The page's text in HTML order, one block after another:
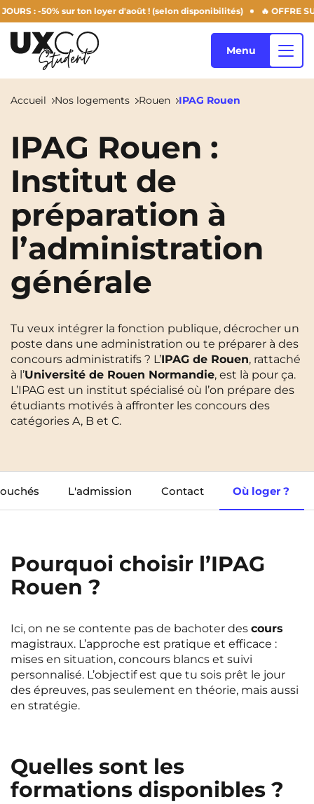
: -50% sur ton loyer d'août ! (selon disponibilités) 🔥 OFFRE
Nos logements
Annemasse Archamps
Aulnoy-Lez-Valenciennes Béziers
Bezons NEW! Blois
Bordeaux
Brest
Cergy-Pontoise Clermont-Ferrand
Chambéry NEW! Dijon
Gradignan Grenoble
Lomme Lyon
Marseille Montpellier
Orly
Palaiseau
Rennes Rouen
Saint-Denis Saint-Etienne
Saint-Ouen NEW! Strasbourg
Villejuif Villeneuve-d'Ascq
Qui sommes-nous ?
Blog
FR
FR
EN
Instagram
TikTokFacebookYouTubeLinkedIn
Menu
Accueil Nos logements Rouen IPAG Rouen
IPAG Rouen :
Institut de
préparation à
l’administration
générale
Tu veux intégrer la fonction publique, décrocher un
poste dans une administration ou te préparer à des
concours administratifs ? L’IPAG de Rouen, rattaché
à l’Université de Rouen Normandie, est là pour ça.
L’IPAG est un institut spécialisé où l’on prépare des
étudiants motivés à affronter les concours des
catégories A, B et C.
L'admission Contact Où loger ?
Pourquoi choisir l’IPAG
Rouen ?
Ici, on ne se contente pas de bachoter des cours
magistraux. L’approche est pratique et efficace :
mises en situation, concours blancs et suivi
personnalisé. L’objectif est que tu sois prêt le jour
des épreuves, pas seulement en théorie, mais aussi
en stratégie.
Quelles sont les
formations disponibles ?